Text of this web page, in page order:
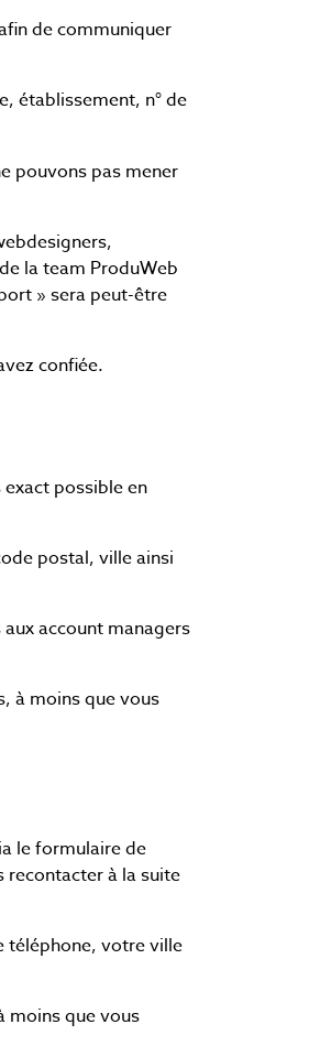
de vos
de communiquer
établissement, n° de
pouvons pas mener
la team ProduWeb
» sera peut-être
confiée.
possible en
postal, ville ainsi
account managers
à moins que vous
le formulaire de
à la suite
téléphone, votre ville
moins que vous